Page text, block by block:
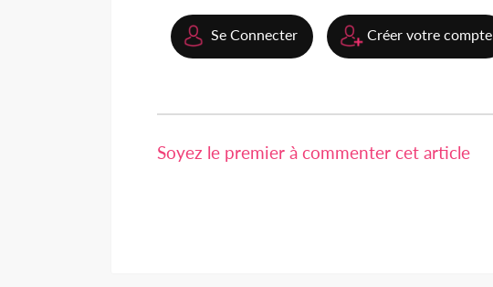
Se Connecter Créer votre compte
Soyez le premier à commenter cet article